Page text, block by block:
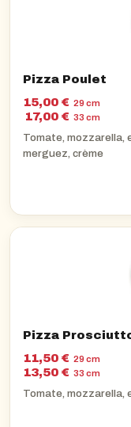
Pizza Poulet
15,00 € 29 cm
17,00 € 33 cm
Tomate, mozzarella,
merguez, crème
Pizza
11,50 € 29 cm
13,50 € 33 cm
Tomate, mozzarella,